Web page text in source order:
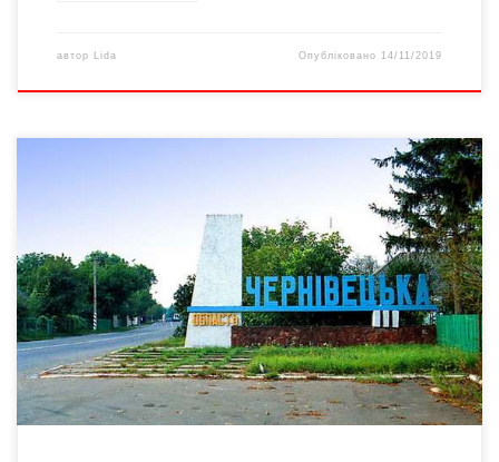
автор Lida Опубліковано 14/11/2019
Які успіхи децентралізації в десяти ОТГ, які об’єдналися в
Чернівецькій області першими Вважається, що найкращим
підтвердженням успіху реформи децентралізації є те, що
можна помацати руками: новий ФАП чи амбулаторія в селі,
новозбудовані чи капітально відремонтовані школа чи
дитсадок, чи закуплений шкільний автобус… Людям, мовляв,
добре – оце й є успіх! […]